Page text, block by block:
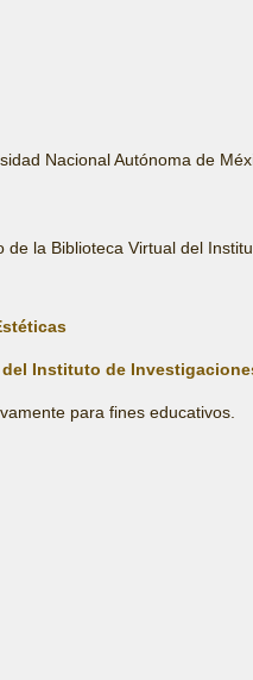
Nacional Autónoma de
la Biblioteca Virtual del
Instituto de
para fines educativos.